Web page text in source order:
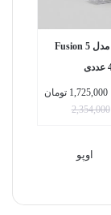
تیغ یدک ژیلت مدل Fusion 5
1,725,000 تومان
2,354,000
اوپو